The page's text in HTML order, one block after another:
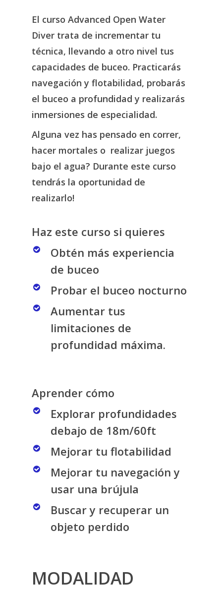
El curso Advanced Open Water
Diver trata de incrementar tu
técnica, llevando a otro nivel tus
capacidades de buceo. Practicarás
navegación y flotabilidad, probarás
el buceo a profundidad y realizarás
inmersiones de especialidad.
Alguna vez has pensado en correr,
hacer mortales o realizar juegos
bajo el agua? Durante este curso
tendrás la oportunidad de
realizarlo!
Haz este curso si quieres
Obtén más experiencia
de buceo
Probar el buceo nocturno
Aumentar tus
limitaciones de
profundidad máxima.
Aprender cómo
Explorar profundidades
debajo de 18m/60ft
Mejorar tu flotabilidad
Mejorar tu navegación y
usar una brújula
Buscar y recuperar un
objeto perdido
MODALIDAD